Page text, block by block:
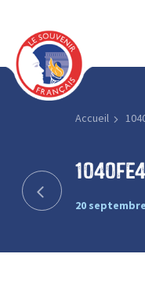
Accueil
20